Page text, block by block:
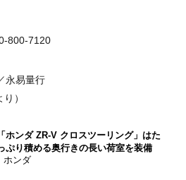
800-7120
永易量行
）
「ホンダ ZR-V クロスツーリング」はた
ぷり積める奥行きの長い荷室を装備
ホンダ